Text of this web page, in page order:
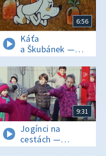
6:56
Káťa
a Škubánek —
Kos
9:31
Jogínci na
cestách —
Bojovník Orion